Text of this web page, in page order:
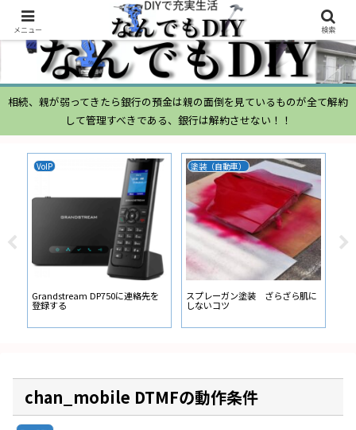
相続、親が弱ってきたら銀行の預金は親の面倒を見ているものが全て解約
して管理すべきである、銀行は解約させない！！
VoIP
Grandstream DP750に連絡先を
登録する
塗装（自動車）
スプレーガン塗装 ざらざら肌に
しないコツ
ム
chan_mobile DTMFの動作条件
メニュー 検索